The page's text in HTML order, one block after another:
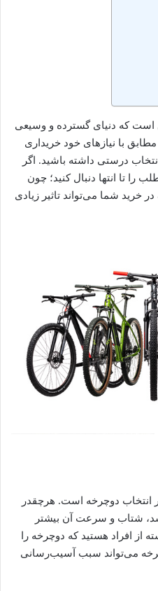
است که دنیای گسترده و وسیعی
مطابق با نیازهای خود خریداری
درستی داشته باشید. اگر
را تا انتها دنبال کنید؛ چون
خرید شما می‌تواند تاثیر زیادی
انتخاب دوچرخه است. هرچقدر
شتاب و سرعت آن بیشتر
از افراد هستید که دوچرخه را
می‌تواند سبب آسیب‌‌رسانی